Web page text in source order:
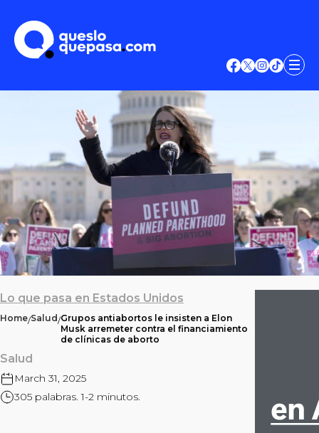
Lo que pasa en Estados Unidos
Home/Salud/Grupos antiabortos le insisten a Elon
Musk arremeter contra el financiamiento
de clínicas de aborto
Salud
March 31, 2025
305 palabras. 1-2 minutos.